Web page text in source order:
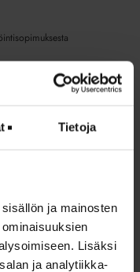
Tietoja
ja mainosten
Lisäksi
ja analytiikka-
myös siitä, mitä
aikana, ja mitä
isännöintiyritysten
voit hyödyntää
Muokkaa ja
tilanteeseen